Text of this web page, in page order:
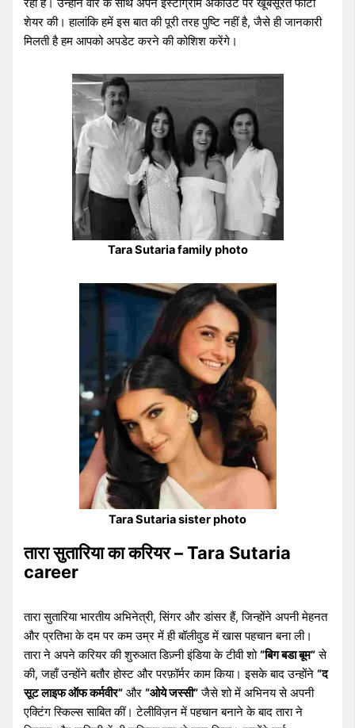
रहा है। उन्होंने वीर के साथ अपने इंस्टाग्राम अकाउंट पर खूबसूरत फोटो
शेयर की। हालांकि हमें इस बात की पूरी तरह पुष्टि नहीं है, जैसे ही जानकारी
मिलती है हम आपको अपडेट करने की कोशिश करेंगे।
Tara Sutaria family photo
Tara Sutaria sister photo
तारा सुतारिया का करियर – Tara Sutaria
career
तारा सुतारिया भारतीय अभिनेत्री, सिंगर और डांसर हैं, जिन्होंने अपनी मेहनत
और प्रतिभा के दम पर कम उम्र में ही बॉलीवुड में खास पहचान बना ली।
तारा ने अपने करियर की शुरुआत डिज़्नी इंडिया के टीवी शो“बिग बडा बूम”से
की, जहाँ उन्होंने बतौर होस्ट और परफ़ॉर्मर काम किया। इसके बाद उन्होंने“द
सूट लाइफ ऑफ कर्मवीर” और“ओये जस्सी”जैसे शो में अभिनय से अपनी
एक्टिंग स्किल्स साबित कीं। टेलीविज़न में पहचान बनाने के बाद तारा ने